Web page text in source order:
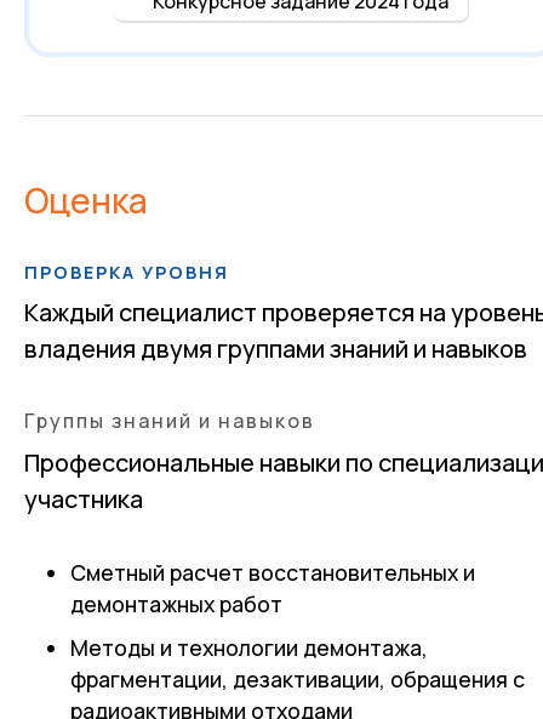
Оценка
ПРОВЕРКА УРОВНЯ
Каждый специалист проверяется на
владения двумя группами знаний и навыков
Группы знаний и навыков
Профессиональные навыки по
участника
Сметный расчет восстановительных и
демонтажных работ
Методы и технологии демонтажа,
фрагментации, дезактивации, обращения с
радиоактивными отходами